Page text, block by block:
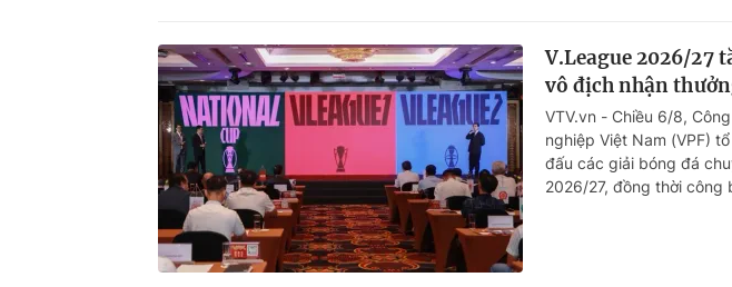
V.League 2026/27
vô địch nhận
VTV.vn - Chiều 6/8,
nghiệp Việt Nam (VPF)
đấu các giải bóng đá
2026/27, đồng thời công